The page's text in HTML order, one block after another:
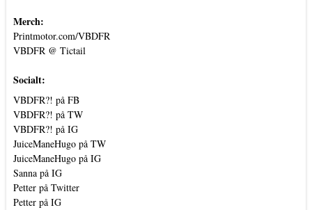
Merch:
Printmotor.com/VBDFR
VBDFR @ Tictail
Socialt:
VBDFR?! på FB
VBDFR?! på TW
VBDFR?! på IG
JuiceManeHugo på TW
JuiceManeHugo på IG
Sanna på IG
Petter på Twitter
Petter på IG